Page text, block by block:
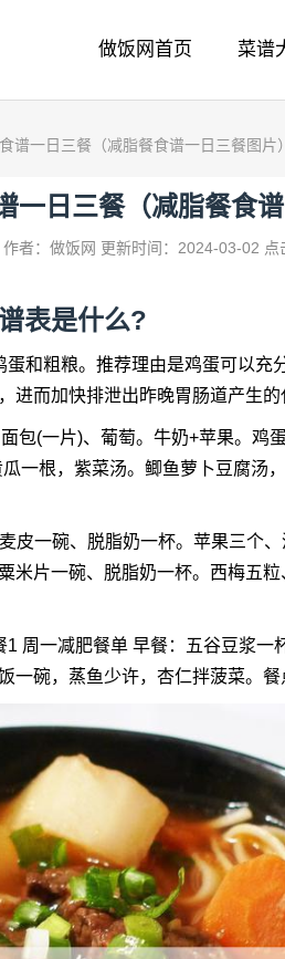
做饭网首页 菜谱
谱一日三餐（减脂餐食谱一日三餐图片）
一日三餐（减脂餐食谱
作者：做饭网 更新时间：2024-03-02 点
表是什么?
和粗粮。推荐理由是鸡蛋可以充
进而加快排泄出昨晚胃肠道产生的
包(一片)、葡萄。牛奶+苹果。鸡
一根，紫菜汤。鲫鱼萝卜豆腐汤
皮一碗、脱脂奶一杯。苹果三个
米片一碗、脱脂奶一杯。西梅五
周一减肥餐单 早餐：五谷豆浆一
一碗，蒸鱼少许，杏仁拌菠菜。餐